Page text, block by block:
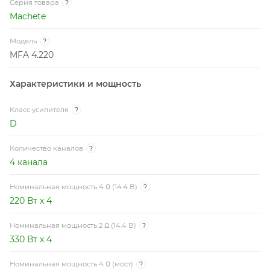
Серия товара ?
Machete
Модель ?
MFA 4.220
Характеристики и мощность
Класс усилителя ?
D
Количество каналов ?
4 канала
Номинальная мощность 4 Ω (14.4 В) ?
220 Вт x 4
Номинальная мощность 2 Ω (14.4 В) ?
330 Вт x 4
Номинальная мощность 4 Ω (мост) ?